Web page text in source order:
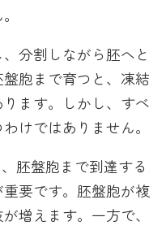
分割しながら胚へと
胞まで育つと、凍結
ます。しかし、すべ
けではありません。
胚盤胞まで到達する
要です。胚盤胞が複
増えます。一方で、